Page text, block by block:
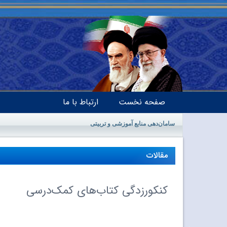
صفحه نخست ارتباط با ما
سامان‌دهی منابع آموزشی و تربیتی
مقالات
کنکورزدگی کتاب‌های کمک‌درسی